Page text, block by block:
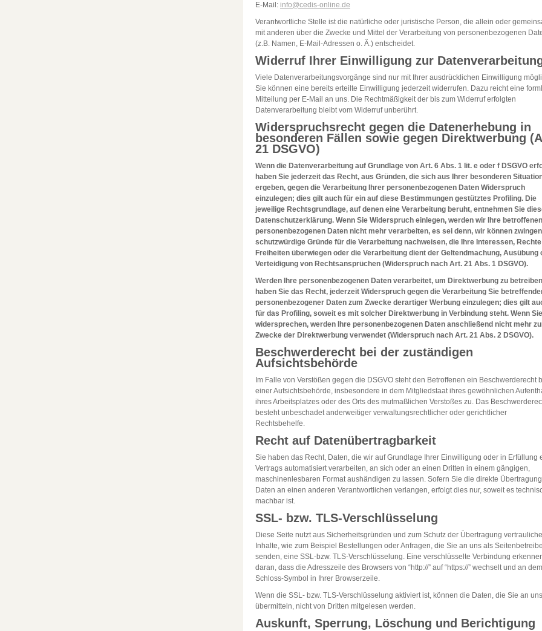
E-Mail: info@cedis-online.de
Verantwortliche Stelle ist die natürliche oder juristische Person, die allein oder
mit anderen über die Zwecke und Mittel der Verarbeitung von personenbezogenen
(z.B. Namen, E-Mail-Adressen o. Ä.) entscheidet.
Widerruf Ihrer Einwilligung zur
Viele Datenverarbeitungsvorgänge sind nur mit Ihrer ausdrücklichen Einwilligung
Sie können eine bereits erteilte Einwilligung jederzeit widerrufen. Dazu reicht eine
Mitteilung per E-Mail an uns. Die Rechtmäßigkeit der bis zum Widerruf erfolgten
Datenverarbeitung bleibt vom Widerruf unberührt.
Widerspruchsrecht gegen die Datenerhebung in
besonderen Fällen sowie gegen Direktwerbung
21 DSGVO)
Wenn die Datenverarbeitung auf Grundlage von Art. 6 Abs. 1 lit. e oder f DSGVO
haben Sie jederzeit das Recht, aus Gründen, die sich aus Ihrer besonderen
ergeben, gegen die Verarbeitung Ihrer personenbezogenen Daten Widerspruch
einzulegen; dies gilt auch für ein auf diese Bestimmungen gestütztes Profiling. Die
jeweilige Rechtsgrundlage, auf denen eine Verarbeitung beruht, entnehmen Sie
Datenschutzerklärung. Wenn Sie Widerspruch einlegen, werden wir Ihre betroffenen
personenbezogenen Daten nicht mehr verarbeiten, es sei denn, wir können
schutzwürdige Gründe für die Verarbeitung nachweisen, die Ihre Interessen, Rechte
Freiheiten überwiegen oder die Verarbeitung dient der Geltendmachung, Ausübung
Verteidigung von Rechtsansprüchen (Widerspruch nach Art. 21 Abs. 1 DSGVO).
Werden Ihre personenbezogenen Daten verarbeitet, um Direktwerbung zu
haben Sie das Recht, jederzeit Widerspruch gegen die Verarbeitung Sie
personenbezogener Daten zum Zwecke derartiger Werbung einzulegen; dies gilt
für das Profiling, soweit es mit solcher Direktwerbung in Verbindung steht. Wenn Sie
widersprechen, werden Ihre personenbezogenen Daten anschließend nicht mehr
Zwecke der Direktwerbung verwendet (Widerspruch nach Art. 21 Abs. 2 DSGVO).
Beschwerderecht bei der zuständigen
Aufsichtsbehörde
Im Falle von Verstößen gegen die DSGVO steht den Betroffenen ein Beschwerderecht
einer Aufsichtsbehörde, insbesondere in dem Mitgliedstaat ihres gewöhnlichen
ihres Arbeitsplatzes oder des Orts des mutmaßlichen Verstoßes zu. Das
besteht unbeschadet anderweitiger verwaltungsrechtlicher oder gerichtlicher
Rechtsbehelfe.
Recht auf Datenübertragbarkeit
Sie haben das Recht, Daten, die wir auf Grundlage Ihrer Einwilligung oder in Erfüllung
Vertrags automatisiert verarbeiten, an sich oder an einen Dritten in einem gängigen,
maschinenlesbaren Format aushändigen zu lassen. Sofern Sie die direkte
Daten an einen anderen Verantwortlichen verlangen, erfolgt dies nur, soweit es
machbar ist.
SSL- bzw. TLS-Verschlüsselung
Diese Seite nutzt aus Sicherheitsgründen und zum Schutz der Übertragung
Inhalte, wie zum Beispiel Bestellungen oder Anfragen, die Sie an uns als
senden, eine SSL-bzw. TLS-Verschlüsselung. Eine verschlüsselte Verbindung
daran, dass die Adresszeile des Browsers von “http://” auf “https://” wechselt und an dem
Schloss-Symbol in Ihrer Browserzeile.
Wenn die SSL- bzw. TLS-Verschlüsselung aktiviert ist, können die Daten, die Sie an uns
übermitteln, nicht von Dritten mitgelesen werden.
Auskunft, Sperrung, Löschung und Berichtigung